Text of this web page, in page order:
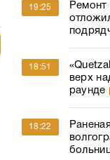
19:25
Ремонт
18:51
верх
раунде
18:22